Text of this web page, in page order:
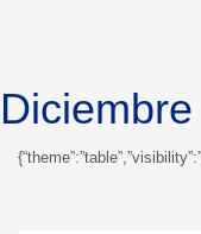
Diciembre